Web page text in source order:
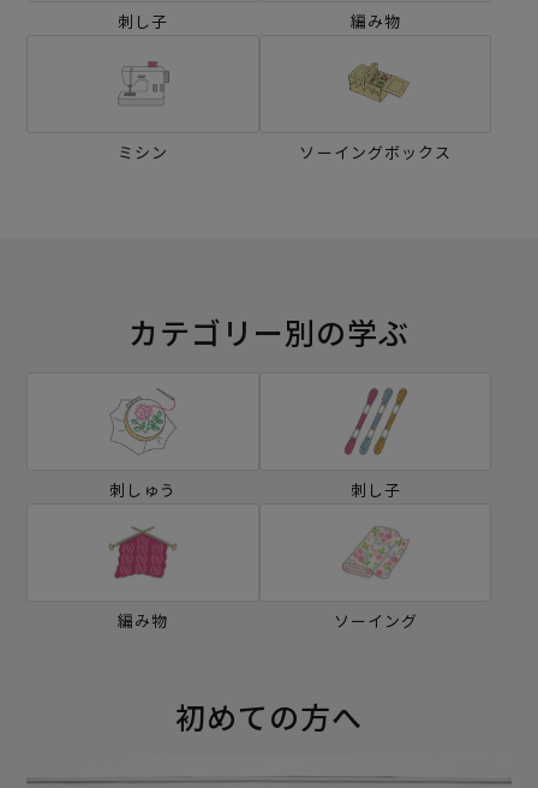
刺し子 編み物
ミシン ソーイングボックス
カテゴリー別の学ぶ
刺しゅう 刺し子
編み物 ソーイング
初めての方へ